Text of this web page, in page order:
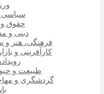
سیاسی
حقوق
دینی و
فرهنگی، هنر و
کارآفرینی و
طبیعت و
گردشگری و